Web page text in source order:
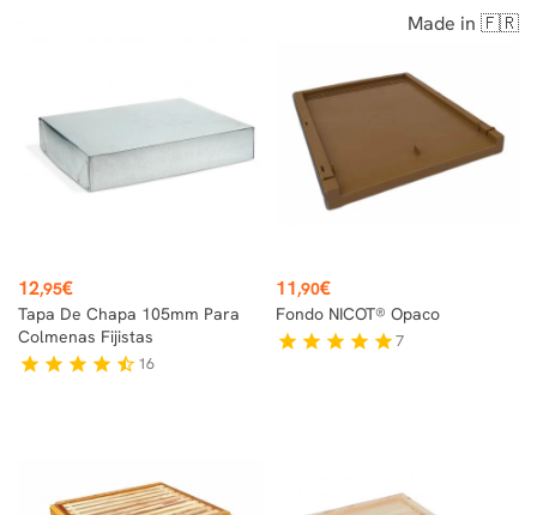
Precio
12,95€
Tapa De Chapa 105mm Para
Colmenas Fijistas
star star star star star_half 16
Made in 🇫🇷
Precio
11,90€
Fondo NICOT® Opaco
star star star star star7